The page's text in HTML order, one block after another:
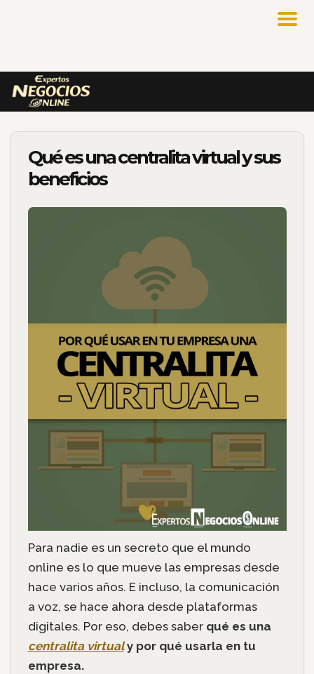
Qué es una centralita virtual y sus
beneficios
Para nadie es un secreto que el mundo
online es lo que mueve las empresas desde
hace varios años. E incluso, la comunicación
a voz, se hace ahora desde plataformas
digitales. Por eso, debes saber qué es una
centralita virtualy por qué usarla en tu
empresa.